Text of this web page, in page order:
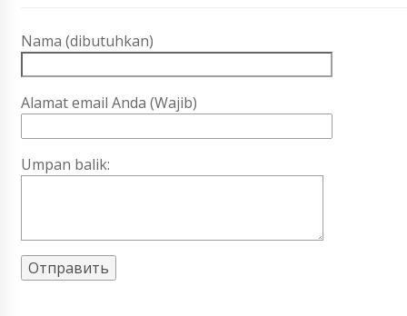
Nama (dibutuhkan)
Alamat email Anda (Wajib)
Umpan balik: